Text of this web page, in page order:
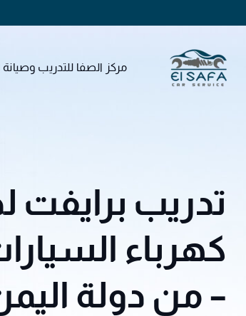
مركز الصفا للتدريب وصيانة
تدريب برايفت
– من دولة